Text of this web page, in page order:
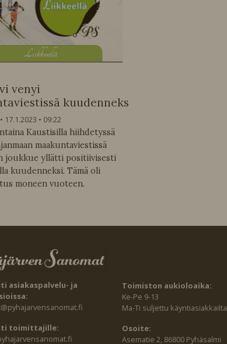
Liikkeellä
venyi
kuudenneksi!
17.1.2023
09:22
Kaustisilla hiihdetyssä
maakuntaviestissä
joukkue yllätti positiivisesti
kuudenneksi. Tämä oli
moneen vuoteen.
asiakaspalvelu- ja
toimittajille:
Toimiston aukioloaika:
Ke-Pe 9-13
Ma-Ti suljettu käyntiasiakkailta
Osoite:
Asematie 2, 86800 Pyhäsalmi